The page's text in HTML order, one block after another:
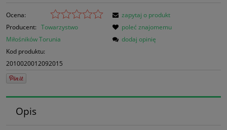
Ocena:
Producent: Towarzystwo
Miłośników Torunia
Kod produktu:
2010020012092015
zapytaj o produkt
poleć znajomemu
dodaj opinię
Opis